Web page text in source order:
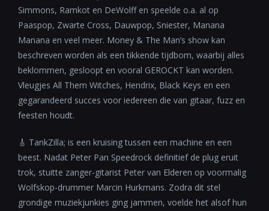
Simmons, Ramkot en DeWolff en speelde o.a. al op
Paaspop, Zwarte Cross, Dauwpop, Sniester, Manana
Manana en veel meer. Money & The Man’s show kan
beschreven worden als een tikkende tijdbom, waarbij alles
beklommen, gesloopt en vooral GEROCKT kan worden.
Vleugjes All Them Witches, Hendrix, Black Keys en een
gegarandeerd succes voor iedereen die van gitaar, fuzz en
feesten houdt.
🎸 TankZilla; is een kruising tussen een machine en een
beest. Nadat Peter Pan Speedrock definitief de plug eruit
trok, stuitte zanger-gitarist Peter van Elderen op voormalig
Wolfskop-drummer Marcin Hurkmans. Zodra dit stel
grondige muziekjunkies ging jammen, voelde het alsof hun